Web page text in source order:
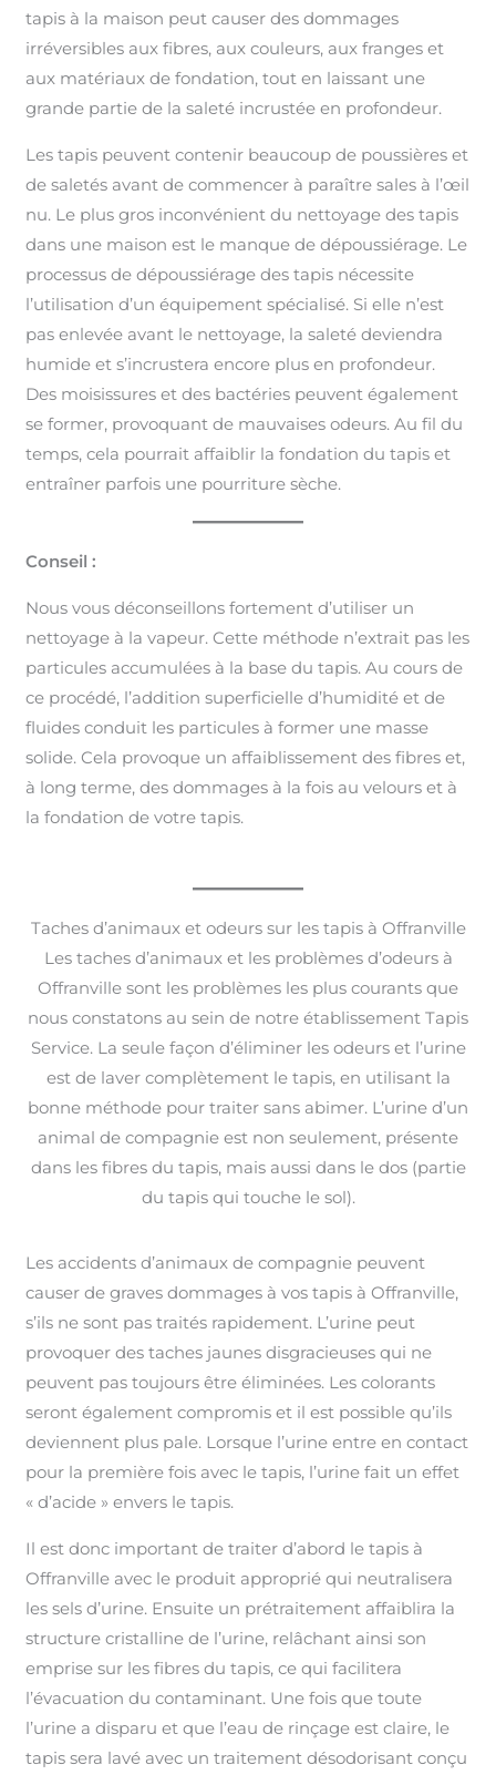
tapis à la maison peut causer des dommages
irréversibles aux fibres, aux couleurs, aux franges et
aux matériaux de fondation, tout en laissant une
grande partie de la saleté incrustée en profondeur.
Les tapis peuvent contenir beaucoup de poussières et
de saletés avant de commencer à paraître sales à l’œil
nu. Le plus gros inconvénient du nettoyage des tapis
dans une maison est le manque de dépoussiérage. Le
processus de dépoussiérage des tapis nécessite
l’utilisation d’un équipement spécialisé. Si elle n’est
pas enlevée avant le nettoyage, la saleté deviendra
humide et s’incrustera encore plus en profondeur.
Des moisissures et des bactéries peuvent également
se former, provoquant de mauvaises odeurs. Au fil du
temps, cela pourrait affaiblir la fondation du tapis et
entraîner parfois une pourriture sèche.
Conseil :
Nous vous déconseillons fortement d’utiliser un
nettoyage à la vapeur. Cette méthode n’extrait pas les
particules accumulées à la base du tapis. Au cours de
ce procédé, l’addition superficielle d’humidité et de
fluides conduit les particules à former une masse
solide. Cela provoque un affaiblissement des fibres et,
à long terme, des dommages à la fois au velours et à
la fondation de votre tapis.
Taches d’animaux et odeurs sur les tapis à Offranville
Les taches d’animaux et les problèmes d’odeurs à
Offranville sont les problèmes les plus courants que
nous constatons au sein de notre établissement Tapis
Service. La seule façon d’éliminer les odeurs et l’urine
est de laver complètement le tapis, en utilisant la
bonne méthode pour traiter sans abimer. L’urine d’un
animal de compagnie est non seulement, présente
dans les fibres du tapis, mais aussi dans le dos (partie
du tapis qui touche le sol).
Les accidents d’animaux de compagnie peuvent
causer de graves dommages à vos tapis à Offranville,
s’ils ne sont pas traités rapidement. L’urine peut
provoquer des taches jaunes disgracieuses qui ne
peuvent pas toujours être éliminées. Les colorants
seront également compromis et il est possible qu’ils
deviennent plus pale. Lorsque l’urine entre en contact
pour la première fois avec le tapis, l’urine fait un effet
« d’acide » envers le tapis.
Il est donc important de traiter d’abord le tapis à
Offranville avec le produit approprié qui neutralisera
les sels d’urine. Ensuite un prétraitement affaiblira la
structure cristalline de l’urine, relâchant ainsi son
emprise sur les fibres du tapis, ce qui facilitera
l’évacuation du contaminant. Une fois que toute
l’urine a disparu et que l’eau de rinçage est claire, le
tapis sera lavé avec un traitement désodorisant conçu